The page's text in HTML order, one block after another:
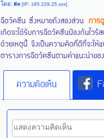
โดย:ตะ [IP: 185.229.25.xxx]
ฉีดวัคซีน ซึ่งหมายถึงสองส่วน การ
เกิดจะได้รับการฉีดวัคซีนป้องกันไว
ด้วยเหตุนี้ จึงเป็นความคิดที่ดีที่จะใ
ตารางการฉีดวัคซีนตามคำแนะนำขอ
ความคิดเห็น